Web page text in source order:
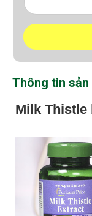
Thông tin sản
Milk Thistle